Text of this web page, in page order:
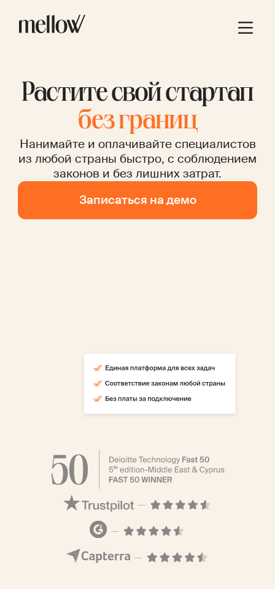
Растите свой стартап
без границ
Нанимайте и оплачивайте специалистов
из любой страны быстро, с соблюдением
законов и без лишних затрат.
Записаться на демо